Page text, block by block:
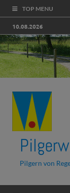
TOP MENU
10.08.2026
Pilgern von